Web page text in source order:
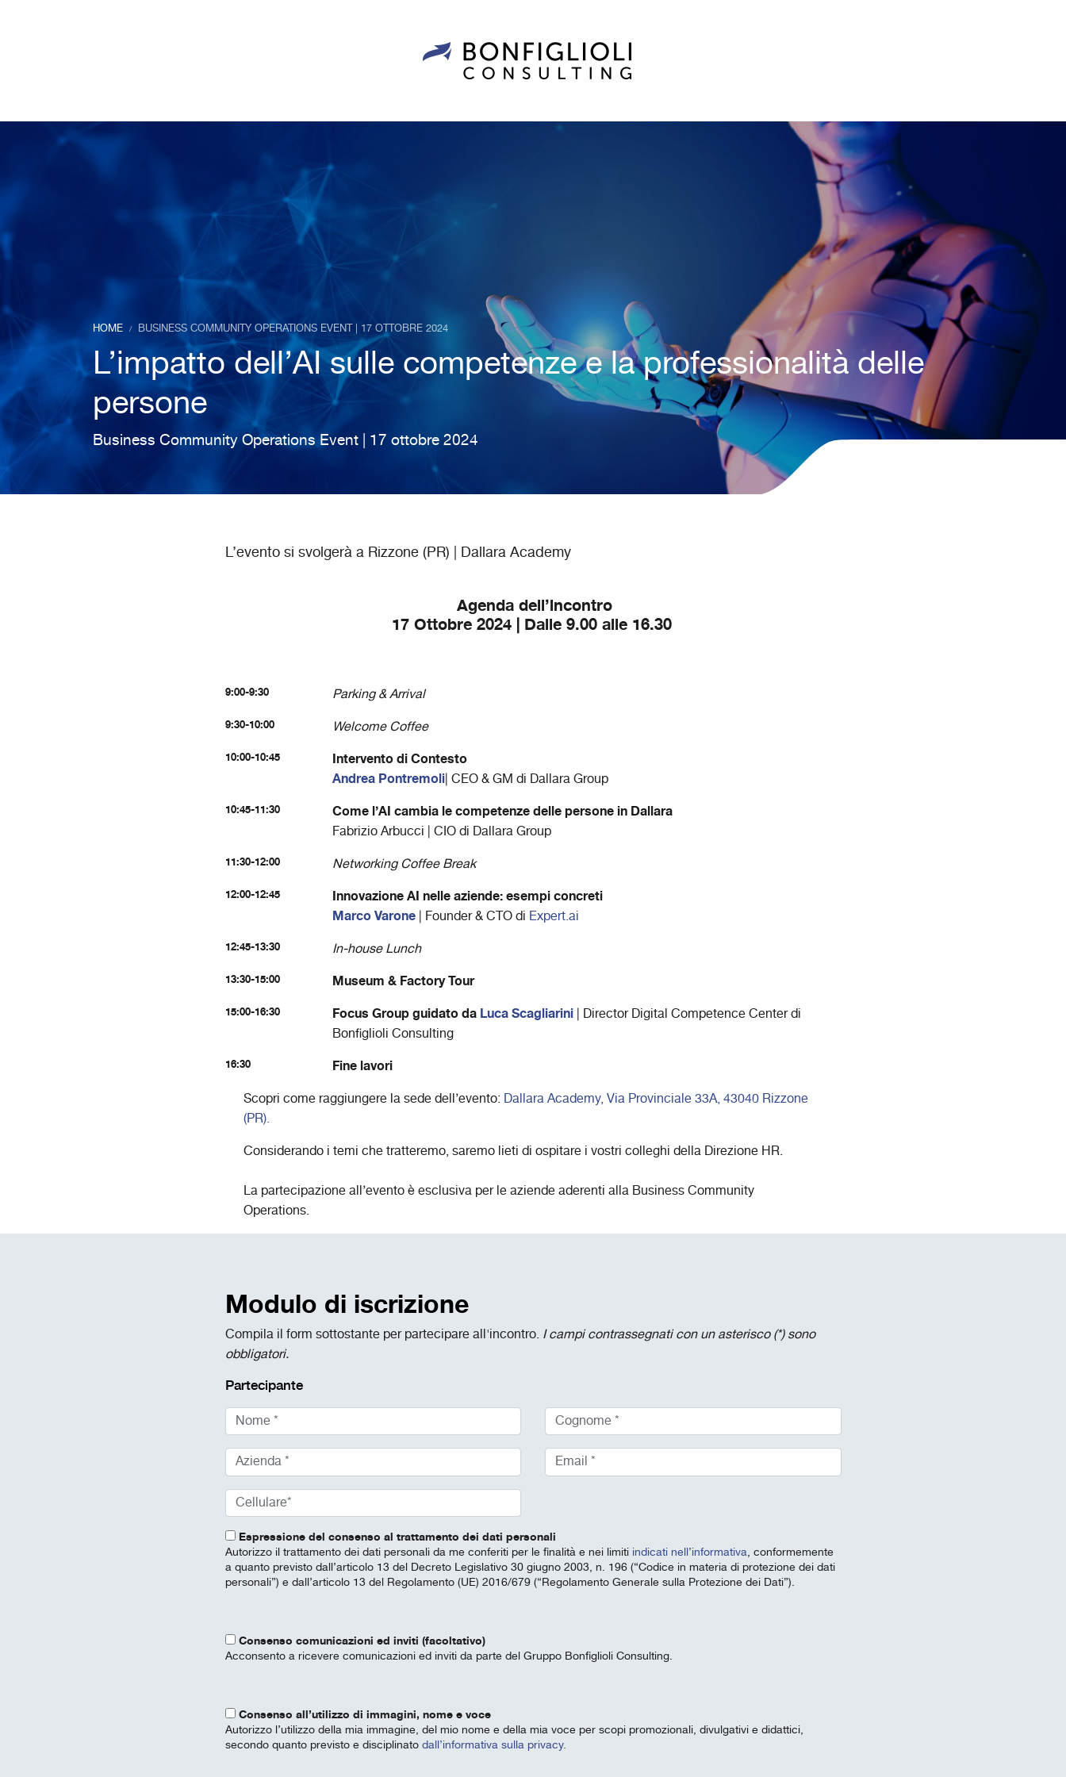
HOME / BUSINESS COMMUNITY OPERATIONS EVENT | 17 OTTOBRE 2024
L’impatto dell’AI sulle competenze e la professionalità delle
persone
Business Community Operations Event | 17 ottobre 2024
L’evento si svolgerà a Rizzone (PR) | Dallara Academy
Agenda dell’incontro
17 Ottobre 2024 | Dalle 9.00 alle 16.30
9:00-9:30 Parking & Arrival
9:30-10:00 Welcome Coffee
10:00-10:45
Intervento di Contesto
Andrea Pontremoli​| CEO & GM di Dallara Group
10:45-11:30 Come l’AI cambia le competenze delle persone in Dallara
Fabrizio Arbucci | CIO di Dallara Group
11:30-12:00 Networking Coffee Break
12:00-12:45
Innovazione AI nelle aziende: esempi concreti
Marco Varone | Founder & CTO di Expert.ai
12:45-13:30 In-house Lunch
13:30-15:00 Museum & Factory Tour
15:00-16:30 Focus Group guidato daLuca Scagliarini | Director Digital Competence Center di
Bonfiglioli Consulting
16:30 Fine lavori
Scopri come raggiungere la sede dell’evento: Dallara Academy, Via Provinciale 33A, 43040 Rizzone
(PR).
Considerando i temi che tratteremo, saremo lieti di ospitare i vostri colleghi della Direzione HR.
La partecipazione all’evento è esclusiva per le aziende aderenti alla Business Community
Operations.
Modulo di iscrizione
Compila il form sottostante per partecipare all'incontro. I campi contrassegnati con un asterisco (*) sono
obbligatori.
Partecipante
Espressione del consenso al trattamento dei dati personali
Autorizzo il trattamento dei dati personali da me conferiti per le finalità e nei limiti indicati nell’informativa, conformemente
a quanto previsto dall’articolo 13 del Decreto Legislativo 30 giugno 2003, n. 196 (“Codice in materia di protezione dei dati
personali”) e dall’articolo 13 del Regolamento (UE) 2016/679 (“Regolamento Generale sulla Protezione dei Dati”).
Consenso comunicazioni ed inviti (facoltativo)
Acconsento a ricevere comunicazioni ed inviti da parte del Gruppo Bonfiglioli Consulting.
Consenso all’utilizzo di immagini, nome e voce
Autorizzo l’utilizzo della mia immagine, del mio nome e della mia voce per scopi promozionali, divulgativi e didattici,
secondo quanto previsto e disciplinatodall’informativa sulla privacy.